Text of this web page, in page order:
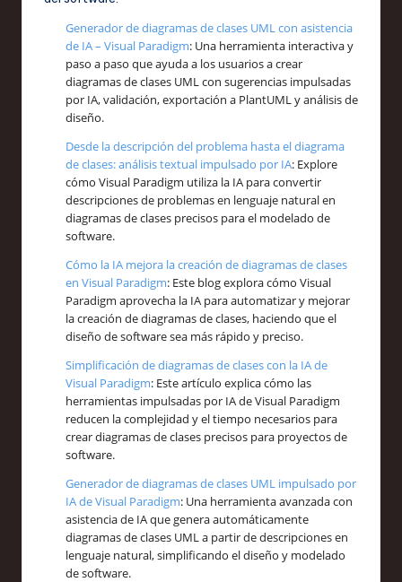
Generador de diagramas de clases UML con asistencia
de IA – Visual Paradigm: Una herramienta interactiva y
paso a paso que ayuda a los usuarios a crear
diagramas de clases UML con sugerencias impulsadas
por IA, validación, exportación a PlantUML y análisis de
diseño.
Desde la descripción del problema hasta el diagrama
de clases: análisis textual impulsado por IA: Explore
cómo Visual Paradigm utiliza la IA para convertir
descripciones de problemas en lenguaje natural en
diagramas de clases precisos para el modelado de
software.
Cómo la IA mejora la creación de diagramas de clases
en Visual Paradigm: Este blog explora cómo Visual
Paradigm aprovecha la IA para automatizar y mejorar
la creación de diagramas de clases, haciendo que el
diseño de software sea más rápido y preciso.
Simplificación de diagramas de clases con la IA de
Visual Paradigm: Este artículo explica cómo las
herramientas impulsadas por IA de Visual Paradigm
reducen la complejidad y el tiempo necesarios para
crear diagramas de clases precisos para proyectos de
software.
Generador de diagramas de clases UML impulsado por
IA de Visual Paradigm: Una herramienta avanzada con
asistencia de IA que genera automáticamente
diagramas de clases UML a partir de descripciones en
lenguaje natural, simplificando el diseño y modelado
de software.